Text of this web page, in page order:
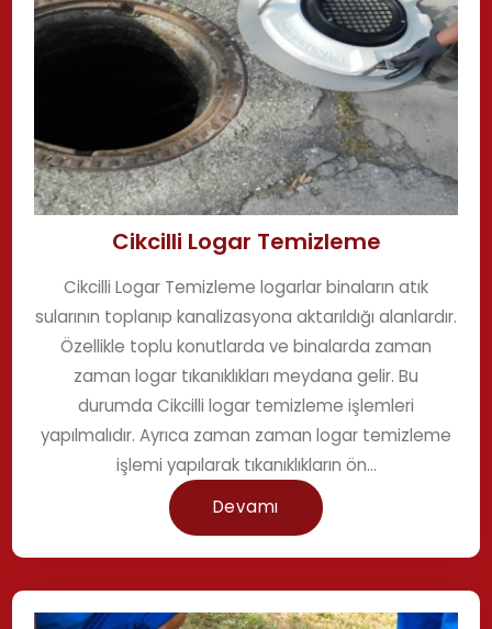
Cikcilli Logar Temizleme
Cikcilli Logar Temizleme logarlar binaların atık
sularının toplanıp kanalizasyona aktarıldığı alanlardır.
Özellikle toplu konutlarda ve binalarda zaman
zaman logar tıkanıklıkları meydana gelir. Bu
durumda Cikcilli logar temizleme işlemleri
yapılmalıdır. Ayrıca zaman zaman logar temizleme
işlemi yapılarak tıkanıklıkların ön...
Devamı